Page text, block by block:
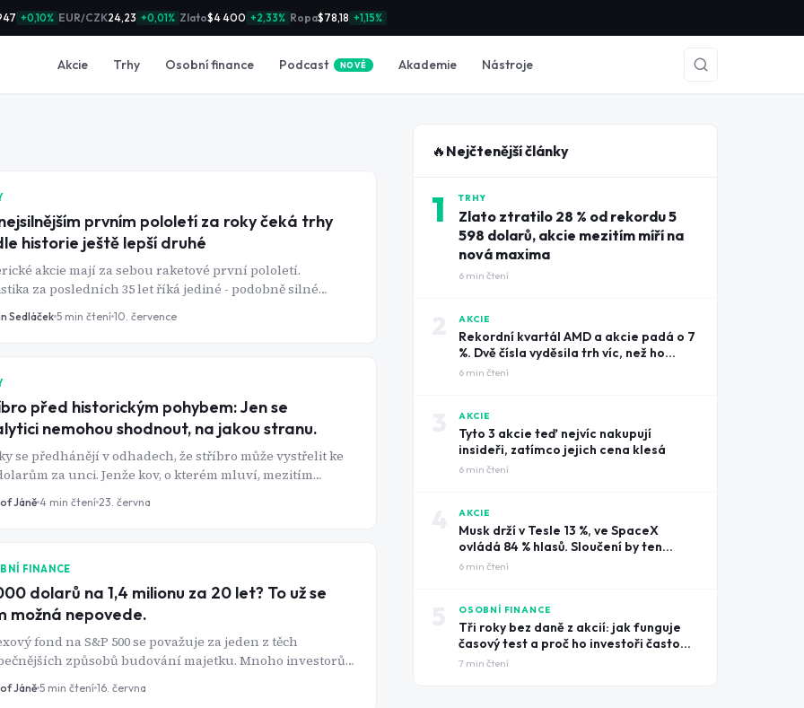
+0,10% EUR/CZK24,23 +0,01% Zlato$4 400 +2,33% Ropa$78,18 +1,15%
Akcie Trhy Osobní finance Podcast NOVÉ Akademie Nástroje
prvním pololetí za roky čeká trhy
historie ještě lepší druhé
akcie mají za sebou raketové první pololetí.
za posledních 35 let říká jediné - podobně silné
téměř vždy pokračují.
Sedláček 5 min čtení 10. července
před historickým pohybem: Jen se
nemohou shodnout, na jakou stranu.
se předhánějí v odhadech, že stříbro může vystřelit ke
za unci. Jenže kov, o kterém mluví, mezitím
několika měsíců smazal téměř polovinu své hodnoty.
to děje s aktivem, které se rádo prodává jako stabilní
Jáně4 min čtení 23. června
FINANCE
dolarů na 1,4 milionu za 20 let? To už se
možná nepovede.
fond na S&P 500 se považuje za jeden z těch
způsobů budování majetku. Mnoho investorů
fondu investuje pod vidinou milionových zisků. Ty
stojí na výnosu z jedné výjimečné dekády a na hrstce akcií,
Jáně5 min čtení 16. června
🔥 Nejčtenější články
1 TRHY
Zlato ztratilo 28 % od rekordu 5
598 dolarů, akcie mezitím míří na
nová maxima
6 min čtení
AKCIE
Rekordní kvartál AMD a akcie padá o 7
%. Dvě čísla vyděsila trh víc, než ho
potěšily tržby
6 min čtení
AKCIE
Tyto 3 akcie teď nejvíc nakupují
insideři, zatímco jejich cena klesá
6 min čtení
AKCIE
Musk drží v Tesle 13 %, ve SpaceX
ovládá 84 % hlasů. Sloučení by ten
rozdíl smazalo
6 min čtení
OSOBNÍ FINANCE
Tři roky bez daně z akcií: jak funguje
časový test a proč ho investoři často
prošvihnou
7 min čtení